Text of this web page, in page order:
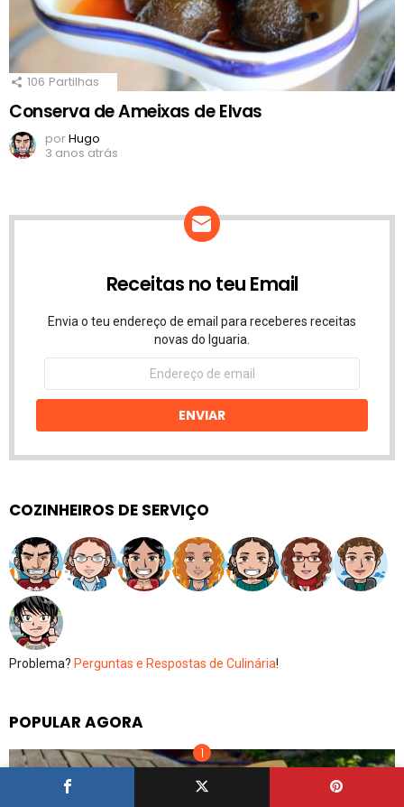
106 Partilhas
Conserva de Ameixas de Elvas
porHugo
3 anos atrás
Receitas no teu Email
Envia o teu endereço de email para receberes receitas
novas do Iguaria.
Endereço
email
ENVIAR
COZINHEIROS DE SERVIÇO
Problema? Perguntas e Respostas de Culinária!
POPULAR AGORA